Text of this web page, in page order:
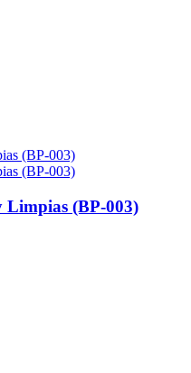
Limpias (BP-003)